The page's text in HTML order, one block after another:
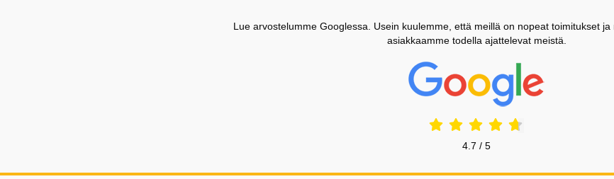
Lue arvostelumme Googlessa. Usein kuulemme, että meillä on nopeat toimitukset
asiakkaamme todella ajattelevat meistä.
Prisjakt Arvostelu: 4.7 Tähdet
4.7 / 5